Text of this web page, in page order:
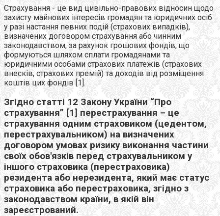
Страхування - це вид цивільно-правових відносин щодо
захисту майнових інтересів громадян та юридичних осіб
у разі настання певних подій (страхових випадків),
визначених договором страхування або чинним
законодавством, за рахунок грошових фондів, що
формуються шляхом сплати громадянами та
юридичними особами страхових платежів (страхових
внесків, страхових премій) та доходів від розміщення
коштів цих фондів [1].
Згідно статті 12 Закону України “Про
страхування” [1] перестрахування – це
страхування одним страховиком (цедентом,
перестрахувальником) на визначених
договором умовах ризику виконання частини
своїх обов'язків перед страхувальником у
іншого страховика (перестраховика)
резидента або нерезидента, який має статус
страховика або перестраховика, згідно з
законодавством країни, в якій він
зареєстрований.